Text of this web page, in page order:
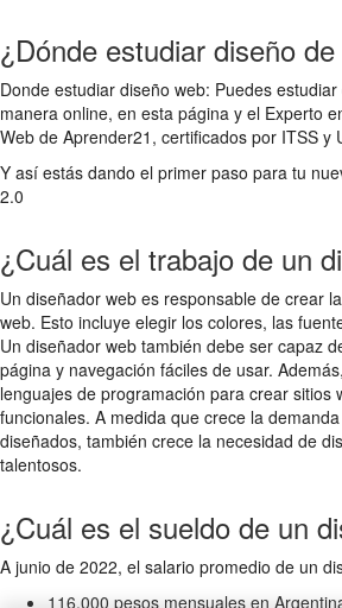
¿Dónde estudiar diseño
Donde estudiar diseño web: Puedes
manera online, en esta página y el Experto
Web de Aprender21, certificados por ITSS y
Y así estás dando el primer paso para tu
2.0
¿Cuál es el trabajo de un
Un diseñador web es responsable de crear
web. Esto incluye elegir los colores, las
Un diseñador web también debe ser capaz
página y navegación fáciles de usar.
lenguajes de programación para crear sitios
funcionales. A medida que crece la
diseñados, también crece la necesidad de
talentosos.
¿Cuál es el sueldo de un
A junio de 2022, el salario promedio de un
116.000 pesos mensuales en